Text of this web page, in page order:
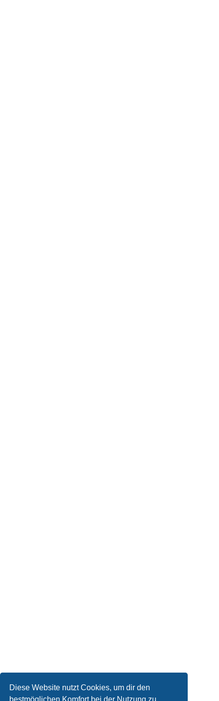
Diese Website nutzt Cookies, um dir den
bestmöglichen Komfort bei der Nutzung zu